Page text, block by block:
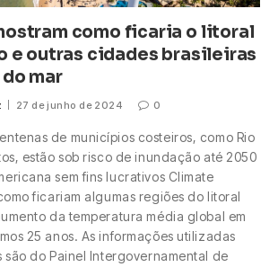
como ficaria o litoral
e outras cidades brasileiras
mar
27 de junho de 2024 0
de municípios costeiros, como Rio
estão sob risco de inundação até 2050
sem fins lucrativos Climate
ficariam algumas regiões do litoral
da temperatura média global em
25 anos. As informações utilizadas
são do Painel Intergovernamental de